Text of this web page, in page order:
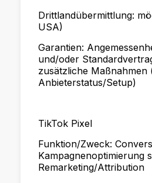
Drittlandübermittlung:
USA)
Garantien:
und/oder
zusätzliche Maßnahmen
Anbieterstatus/Setup)
TikTok Pixel
Funktion/Zweck:
Kampagnenoptimierung
Remarketing/Attribution